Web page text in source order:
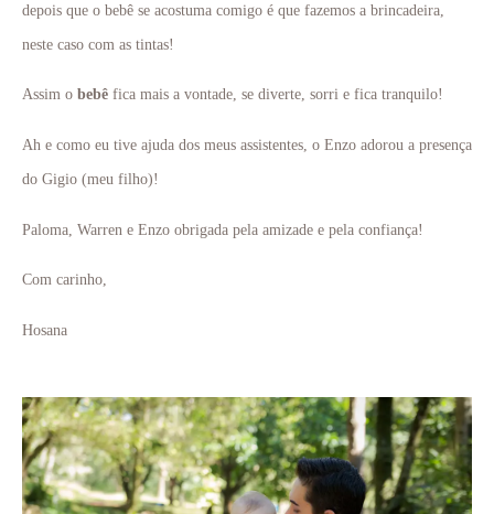
depois que o bebê se acostuma comigo é que fazemos a brincadeira,
neste caso com as tintas!
Assim o bebê fica mais a vontade, se diverte, sorri e fica tranquilo!
Ah e como eu tive ajuda dos meus assistentes, o Enzo adorou a presença
do Gigio (meu filho)!
Paloma, Warren e Enzo obrigada pela amizade e pela confiança!
Com carinho,
Hosana